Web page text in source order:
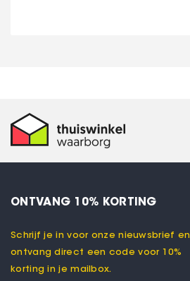
ONTVANG 10% KORTING
Schrijf je in voor onze nieuwsbrief en
ontvang direct een code voor 10%
korting in je mailbox.